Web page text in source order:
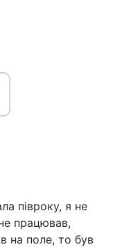
півроку, я не
працював,
на поле, то був